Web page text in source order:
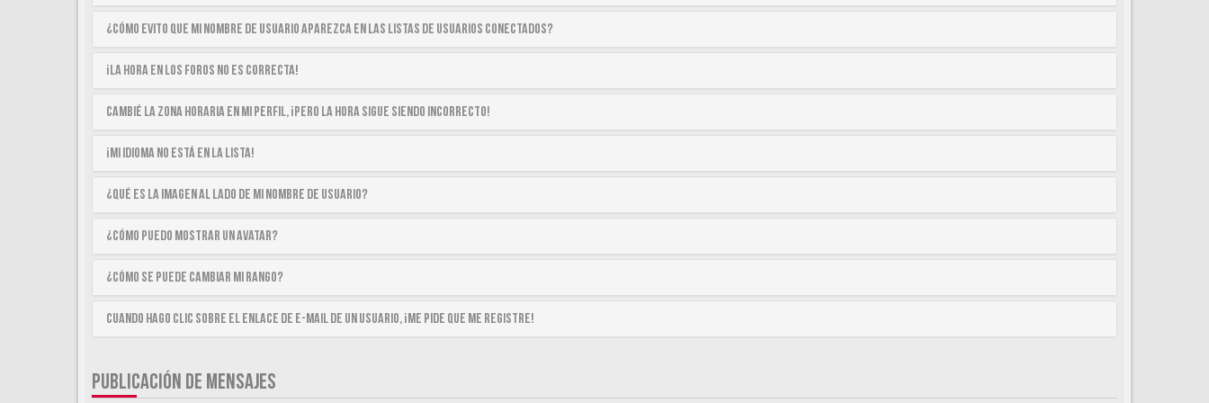
¿Cómo evito que mi nombre de usuario aparezca en las listas de usuarios conectados?
¡La hora en los foros no es correcta!
Cambié la zona horaria en mi perfil, ¡pero la hora sigue siendo incorrecto!
¡Mi idioma no está en la lista!
¿Qué es la imagen al lado de mi nombre de usuario?
¿Cómo puedo mostrar un avatar?
¿Cómo se puede cambiar mi rango?
Cuando hago clic sobre el enlace de e-mail de un usuario, ¡me pide que me registre!
PUBLICACIÓN DE MENSAJES